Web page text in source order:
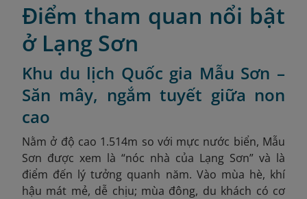
Điểm tham quan nổi bật
ở Lạng Sơn
Khu du lịch Quốc gia Mẫu Sơn –
Săn mây, ngắm tuyết giữa non
cao
Nằm ở độ cao 1.514m so với mực nước biển, Mẫu
Sơn được xem là “nóc nhà của Lạng Sơn” và là
điểm đến lý tưởng quanh năm. Vào mùa hè, khí
hậu mát mẻ, dễ chịu; mùa đông, du khách có cơ